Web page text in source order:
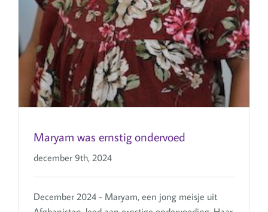
Maryam was ernstig ondervoed
december 9th, 2024
December 2024 - Maryam, een jong meisje uit